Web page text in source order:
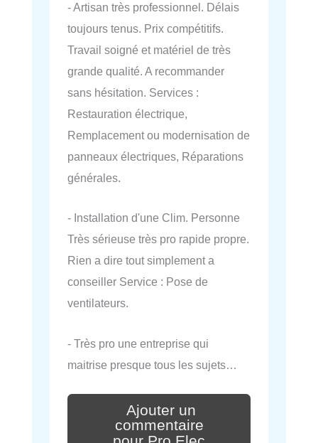
- Artisan très professionnel. Délais
toujours tenus. Prix compétitifs.
Travail soigné et matériel de très
grande qualité. A recommander
sans hésitation. Services :
Restauration électrique,
Remplacement ou modernisation de
panneaux électriques, Réparations
générales.
- Installation d'une Clim. Personne
Très sérieuse très pro rapide propre.
Rien a dire tout simplement a
conseiller Service : Pose de
ventilateurs.
- Très pro une entreprise qui
maitrise presque tous les sujets…
Ajouter un
commentaire